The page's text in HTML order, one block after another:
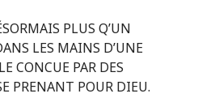
PLUS Q’UN
LES MAINS D’UNE
CONCUE PAR DES
PRENANT POUR DIEU.